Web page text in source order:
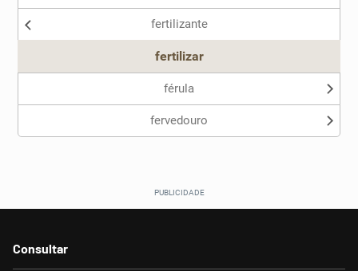
fertilizante
fertilizar
férula
fervedouro
Consultar